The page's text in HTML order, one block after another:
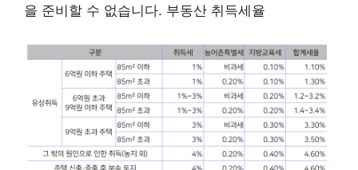
을 준비할 수 없습니다. 부동산 취득세율